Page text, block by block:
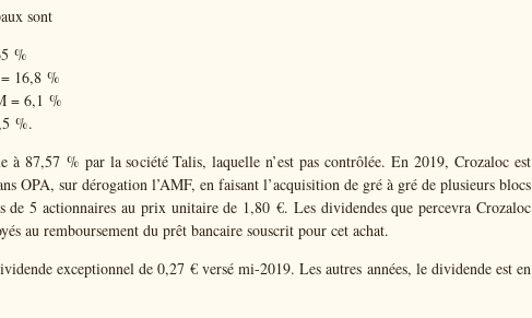
sont
%
16,8 %
= 6,1 %
%.
à 87,57 % par la société Talis, laquelle n’est pas contrôlée. En 2019, Crozaloc est
OPA, sur dérogation l’AMF, en faisant l’acquisition de gré à gré de plusieurs blocs
de 5 actionnaires au prix unitaire de 1,80 €. Les dividendes que percevra Crozaloc
au remboursement du prêt bancaire souscrit pour cet achat.
exceptionnel de 0,27 € versé mi-2019. Les autres années, le dividende est en